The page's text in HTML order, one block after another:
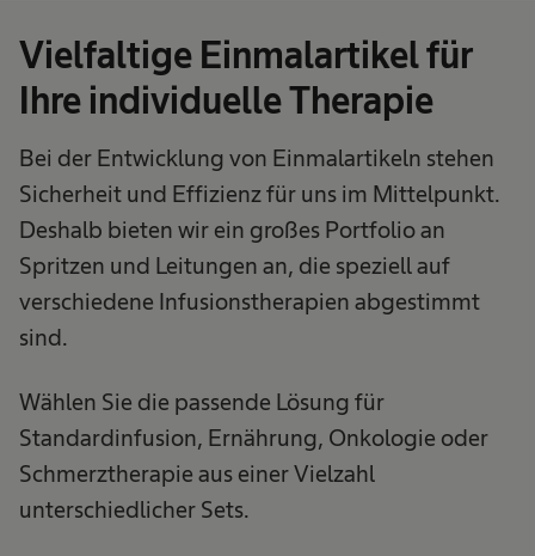
Vielfaltige Einmalartikel für
Ihre individuelle Therapie
Bei der Entwicklung von Einmalartikeln stehen
Sicherheit und Effizienz für uns im Mittelpunkt.
Deshalb bieten wir ein großes Portfolio an
Spritzen und Leitungen an, die speziell auf
verschiedene Infusionstherapien abgestimmt
sind.
Wählen Sie die passende Lösung für
Standardinfusion, Ernährung, Onkologie oder
Schmerztherapie aus einer Vielzahl
unterschiedlicher Sets.